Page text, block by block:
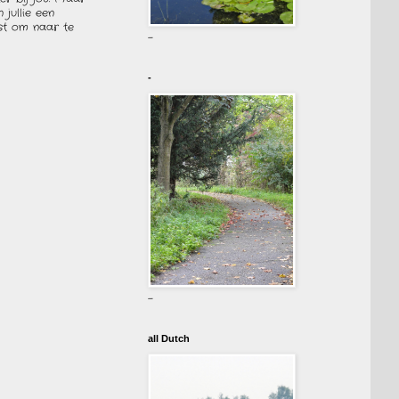
jullie een
om naar te
-
-
-
all Dutch